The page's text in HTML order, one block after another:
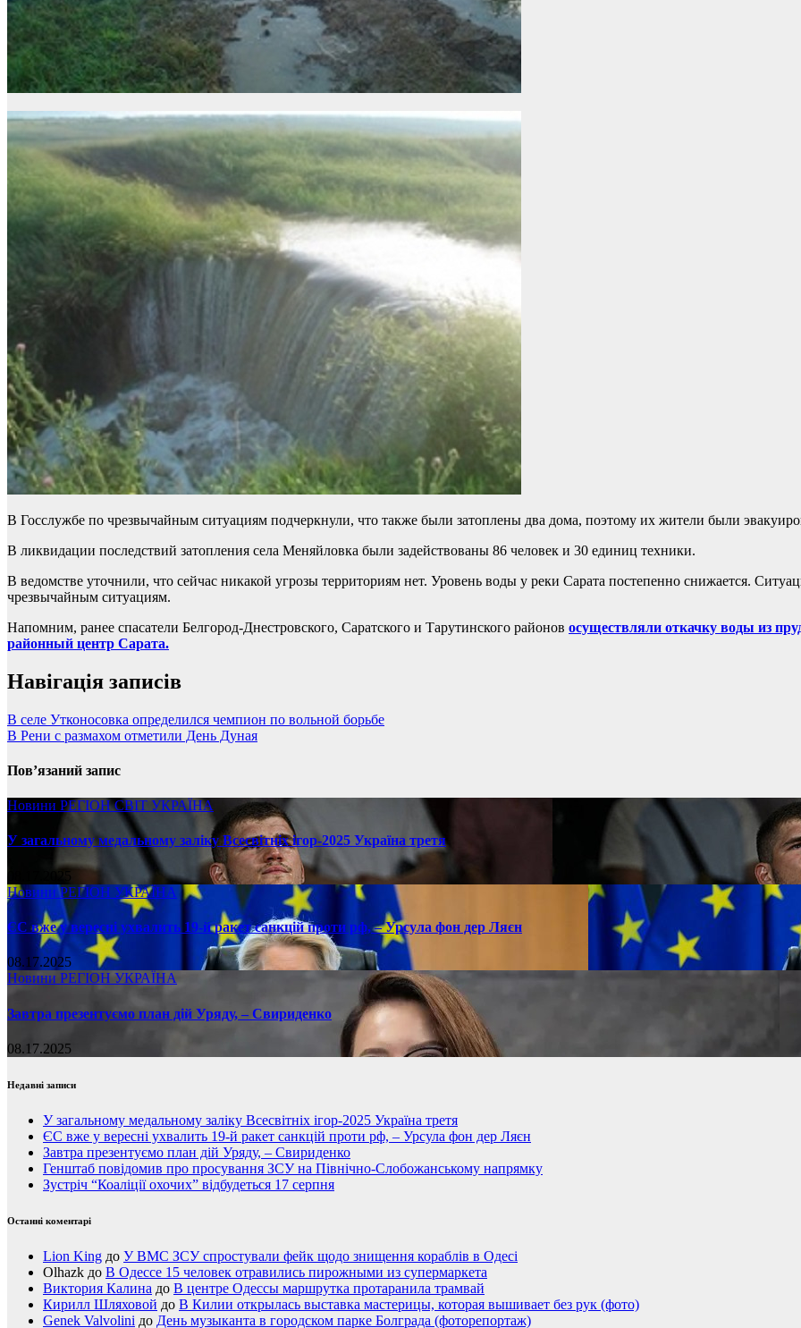
В Госслужбе по чрезвычайным ситуациям подчеркнули, что также были затоплены два дома, поэтому их жители были
В ликвидации последствий затопления села Меняйловка были задействованы 86 человек и 30 единиц техники.
В ведомстве уточнили, что сейчас никакой угрозы территориям нет. Уровень воды у реки Сарата постепенно снижается.
чрезвычайным ситуациям.
Напомним, ранее спасатели Белгород-Днестровского, Саратского и Тарутинского районов осуществляли откачку воды из
районный центр Сарата.
Навігація записів
В селе Утконосовка определился чемпион по вольной борьбе
В Рени с размахом отметили День Дуная
Пов’язаний запис
Новини РЕГІОНСВІТ УКРАЇНА
У загальному медальному заліку Всесвітніх ігор-2025 Україна третя
08.17.2025
НовиниРЕГІОН УКРАЇНА
ЄС вже у вересні ухвалить 19-й ракет санкцій проти рф, – Урсула фон дер Ляєн
08.17.2025
Новини РЕГІОН УКРАЇНА
Завтра презентуємо план дій Уряду, – Свириденко
08.17.2025
Недавні записи
У загальному медальному заліку Всесвітніх ігор-2025 Україна третя
ЄС вже у вересні ухвалить 19-й ракет санкцій проти рф, – Урсула фон дер Ляєн
Завтра презентуємо план дій Уряду, – Свириденко
Генштаб повідомив про просування ЗСУ на Північно-Слобожанському напрямку
Зустріч “Коаліції охочих” відбудеться 17 серпня
Останні коментарі
Lion King до У ВМС ЗСУ спростували фейк щодо знищення кораблів в Одесі
Olhazk до В Одессе 15 человек отравились пирожными из супермаркета
Виктория Калина до В центре Одессы маршрутка протаранила трамвай
Кирилл Шляховой до В Килии открылась выставка мастерицы, которая вышивает без рук (фото)
Genek Valvolini до День музыканта в городском парке Болграда (фоторепортаж)